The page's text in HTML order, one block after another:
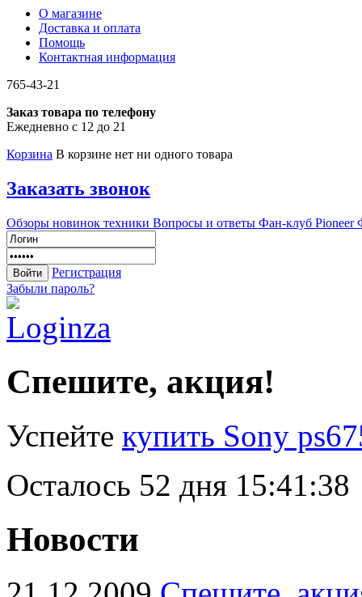
О магазине
Доставка и оплата
Помощь
Контактная информация
765-43-21
Заказ товара по телефону
Ежедневно с 12 до 21
Корзина В корзине нет ни одного товара
Заказать звонок
Обзоры новинок техники Вопросы и ответы Фан-клуб Pioneer
Регистрация
Забыли пароль?
Спешите, акция!
Успейте купить Sony
Осталось 52 дня 15:41:37
Новости